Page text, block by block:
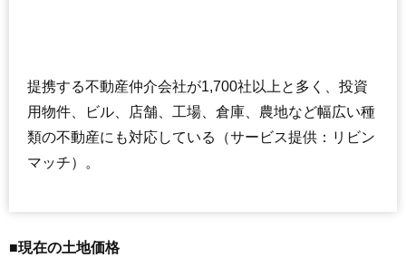
提携する不動産仲介会社が1,700社以上と多く、投資
用物件、ビル、店舗、工場、倉庫、農地など幅広い種
類の不動産にも対応している（サービス提供：リビン
マッチ）。
■現在の土地価格